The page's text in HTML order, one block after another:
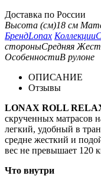
Доставка по России
Высота (см)18 см
БрендLonax Коллекции
стороныСредняя
ОсобенностиВ рулоне
ОПИСАНИЕ
Отзывы
LONAX ROLL
скрученных матрасов
легкий, удобный в
средне жесткий и
вес не превышает 120
Что внутри